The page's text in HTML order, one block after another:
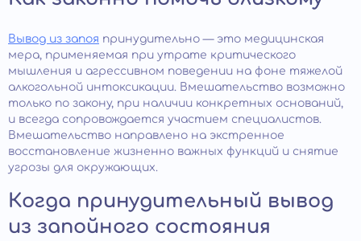
Вывод из запоя принудительно — это медицинская
мера, применяемая при утрате критического
мышления и агрессивном поведении на фоне тяжелой
алкогольной интоксикации. Вмешательство возможно
только по закону, при наличии конкретных оснований,
и всегда сопровождается участием специалистов.
Вмешательство направлено на экстренное
восстановление жизненно важных функций и снятие
угрозы для окружающих.
Когда принудительный вывод
из запойного состояния